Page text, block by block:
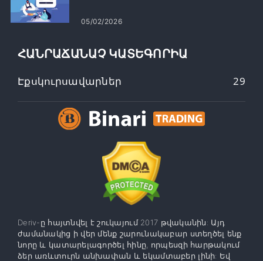
05/02/2026
ՀԱՆՐԱՃԱՆԱՉ ԿԱՏԵԳՈՐԻԱ
Էքսկուրսավարներ 29
Deriv-ը հայտնվել է շուկայում 2017 թվականին: Այդ
ժամանակից ի վեր մենք շարունակաբար ստեղծել ենք
նորը և կատարելագործել հինը, որպեսզի հարթակում
ձեր առևտուրն անխափան և եկամտաբեր լինի: Եվ